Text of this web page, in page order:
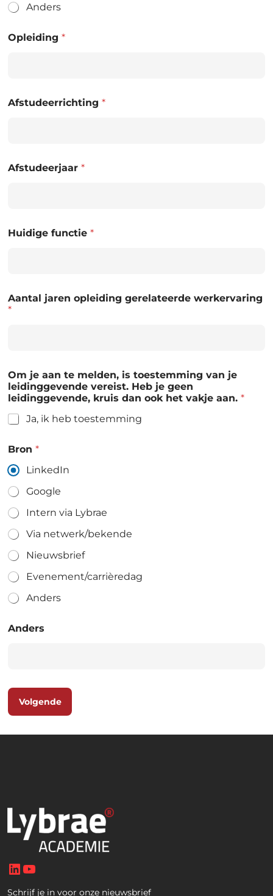
Anders
Opleiding *
Afstudeerrichting *
Afstudeerjaar *
Huidige functie *
Aantal jaren opleiding gerelateerde werkervaring
*
Om je aan te melden, is toestemming van je
leidinggevende vereist. Heb je geen
leidinggevende, kruis dan ook het vakje aan. *
Ja, ik heb toestemming
Bron *
LinkedIn
Google
Intern via Lybrae
Via netwerk/bekende
Nieuwsbrief
Evenement/carrièredag
Anders
Anders
Volgende
LinkedIn
Schrijf je in voor onze nieuwsbrief